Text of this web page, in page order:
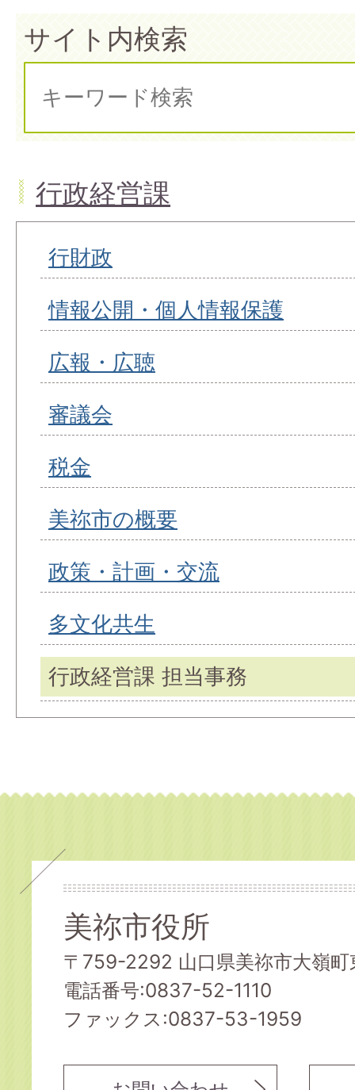
サイト内検索
行政経営課
行財政
情報公開・個人情報保護
広報・広聴
審議会
税金
美祢市の概要
政策・計画・交流
多文化共生
行政経営課 担当事務
美祢市役所
〒759-2292 山口県美祢市大嶺
電話番号:0837-52-1110
ファックス:0837-53-1959